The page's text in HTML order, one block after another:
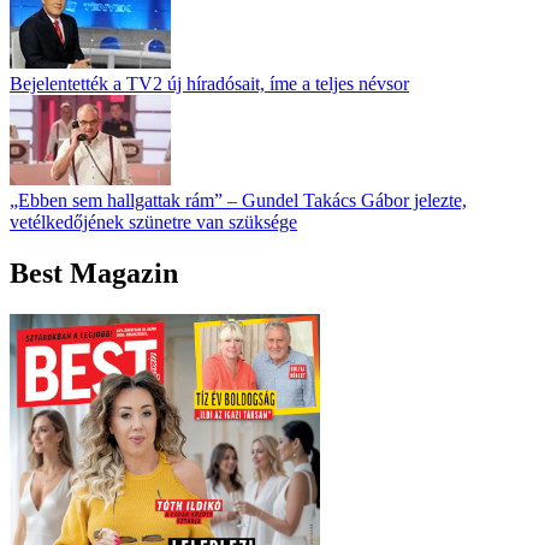
Bejelentették a TV2 új híradósait, íme a teljes névsor
„Ebben sem hallgattak rám” – Gundel Takács Gábor jelezte,
vetélkedőjének szünetre van szüksége
Best Magazin